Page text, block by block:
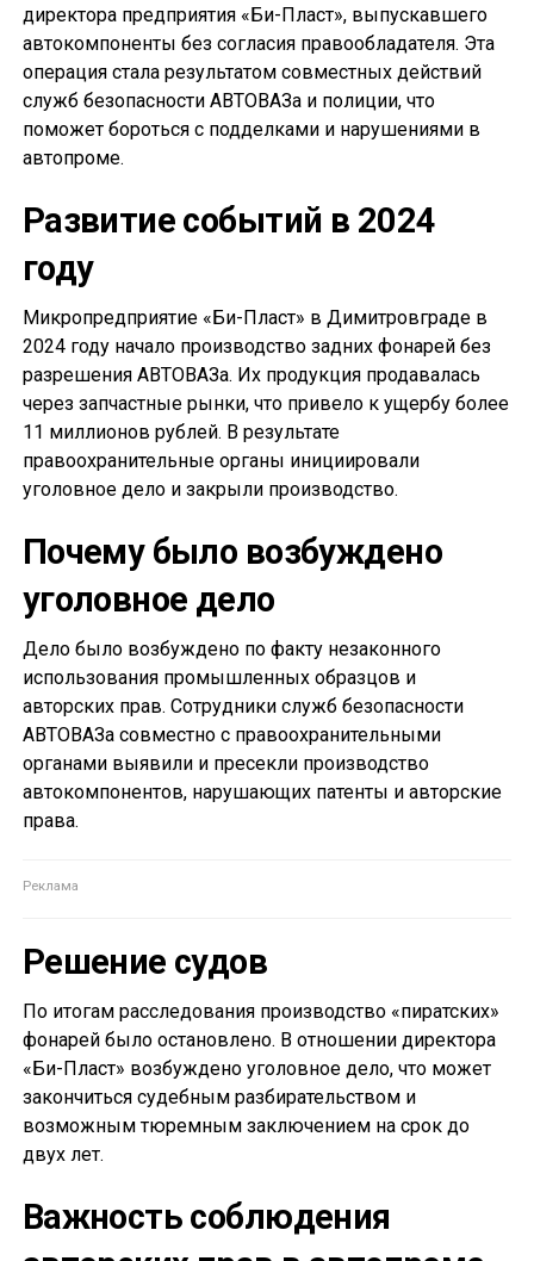
директора предприятия «Би-Пласт», выпускавшего
автокомпоненты без согласия правообладателя. Эта
операция стала результатом совместных действий
служб безопасности АВТОВАЗа и полиции, что
поможет бороться с подделками и нарушениями в
автопроме.
Развитие событий в 2024
году
Микропредприятие «Би-Пласт» в Димитровграде в
2024 году начало производство задних фонарей без
разрешения АВТОВАЗа. Их продукция продавалась
через запчастные рынки, что привело к ущербу более
11 миллионов рублей. В результате
правоохранительные органы инициировали
уголовное дело и закрыли производство.
Почему было возбуждено
уголовное дело
Дело было возбуждено по факту незаконного
использования промышленных образцов и
авторских прав. Сотрудники служб безопасности
АВТОВАЗа совместно с правоохранительными
органами выявили и пресекли производство
автокомпонентов, нарушающих патенты и авторские
права.
Решение судов
По итогам расследования производство «пиратских»
фонарей было остановлено. В отношении директора
«Би-Пласт» возбуждено уголовное дело, что может
закончиться судебным разбирательством и
возможным тюремным заключением на срок до
двух лет.
Важность соблюдения